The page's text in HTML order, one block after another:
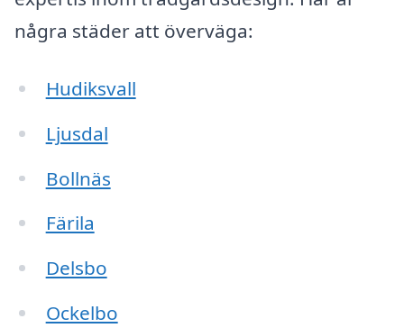
några städer att överväga:
Hudiksvall
Ljusdal
Bollnäs
Färila
Delsbo
Ockelbo